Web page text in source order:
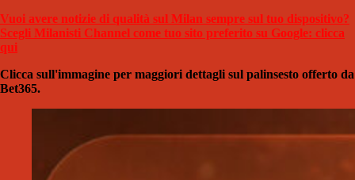
Vuoi avere notizie di qualità sul Milan sempre sul tuo dispositivo?
Scegli Milanisti Channel come tuo sito preferito su Google: clicca
qui
Clicca sull'immagine per maggiori dettagli sul palinsesto offerto da
Bet365.